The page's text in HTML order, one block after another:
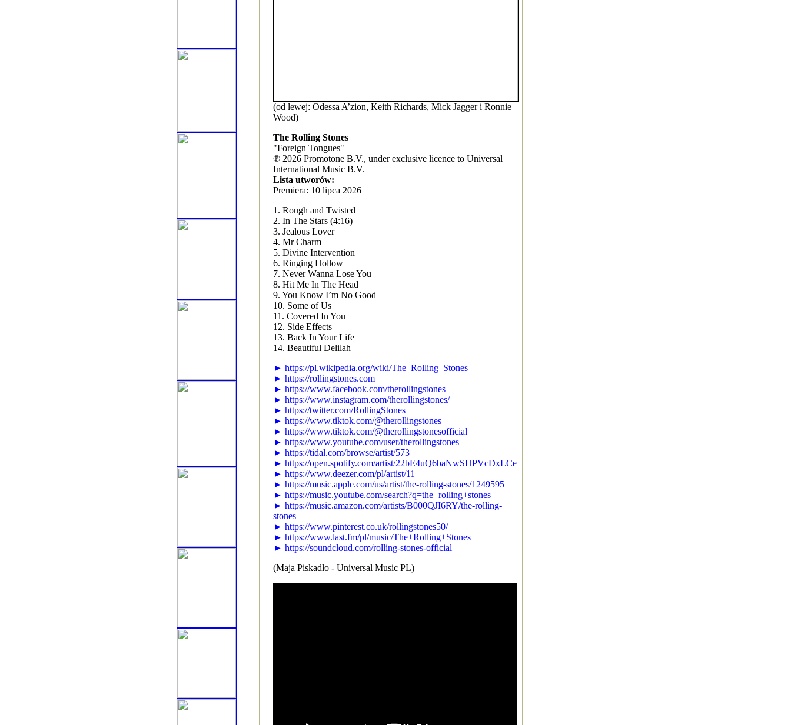
(od lewej: Odessa A’zion, Keith Richards, Mick Jagger i Ronnie
Wood)
The Rolling Stones
"​Foreign Tongues"
℗ 2026 Promotone B.V., under exclusive licence to Universal
International Music B.V.
Lista utworów:
Premiera: 10 lipca 2026
1. Rough and Twisted
2. In The Stars (4:16)
3. Jealous Lover
4. Mr Charm
5. Divine Intervention
6. Ringing Hollow
7. Never Wanna Lose You
8. Hit Me In The Head
9. You Know I’m No Good
10. Some of Us
11. Covered In You
12. Side Effects
13. Back In Your Life
14. Beautiful Delilah
► https://pl.wikipedia.org/wiki/The_Rolling_Stones
► https://rollingstones.com
► https://www.facebook.com/therollingstones
► https://www.instagram.com/therollingstones/
► https://twitter.com/RollingStones
► https://www.tiktok.com/@therollingstones
► https://www.tiktok.com/@therollingstonesofficial
► https://www.youtube.com/user/therollingstones
► https://tidal.com/browse/artist/573
► https://open.spotify.com/artist/22bE4uQ6baNwSHPVcDxLCe
► https://www.deezer.com/pl/artist/11
► https://music.apple.com/us/artist/the-rolling-stones/1249595
► https://music.youtube.com/search?q=the+rolling+stones
► https://music.amazon.com/artists/B000QJI6RY/the-rolling-
stones
► https://www.pinterest.co.uk/rollingstones50/
► https://www.last.fm/pl/music/The+Rolling+Stones
► https://soundcloud.com/rolling-stones-official
(Maja Piskadło - Universal Music PL)